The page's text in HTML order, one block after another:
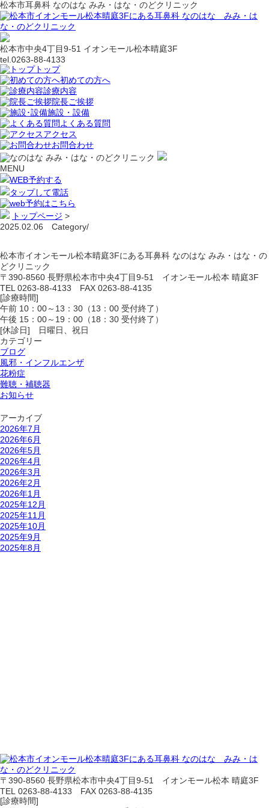
松本市耳鼻科 なのはな みみ・はな・のどクリニック
松本市中央4丁目9-51 イオンモール松本晴庭3F
tel.0263-88-4133
トップ
初めての方へ
診療内容
院長ご挨拶
施設・設備
よくある質問
アクセス
お問合わせ
MENU
WEB予約する
タップして電話
トップページ >
2025.02.06 Category/
松本市イオンモール松本晴庭3Fにある耳鼻科 なのはな みみ・はな・の
どクリニック
〒390-8560 長野県松本市中央4丁目9-51 イオンモール松本 晴庭3F
TEL 0263-88-4133 FAX 0263-88-4135
[診療時間]
午前 10：00～13：30（13：00 受付終了）
午後 15：00～19：00（18：30 受付終了）
[休診日] 日曜日、祝日
カテゴリー
ブログ
風邪・インフルエンザ
花粉症
難聴・補聴器
お知らせ
アーカイブ
2026年7月
2026年6月
2026年5月
2026年4月
2026年3月
2026年2月
2026年1月
2025年12月
2025年11月
2025年10月
2025年9月
2025年8月
〒390-8560 長野県松本市中央4丁目9-51 イオンモール松本 晴庭3F
TEL 0263-88-4133 FAX 0263-88-4135
[診療時間]